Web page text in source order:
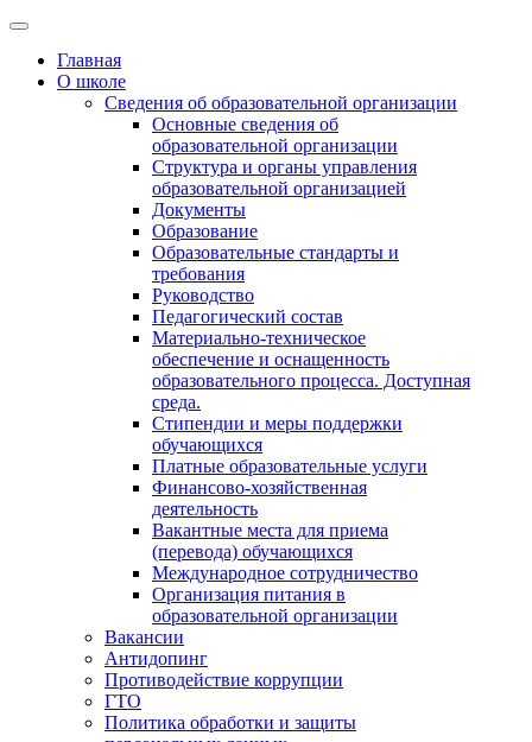
Главная
О школе
Сведения об образовательной организации
Основные сведения об
образовательной организации
Структура и органы управления
образовательной организацией
Документы
Образование
Образовательные стандарты и
требования
Руководство
Педагогический состав
Материально-техническое
обеспечение и оснащенность
образовательного процесса. Доступная
среда.
Стипендии и меры поддержки
обучающихся
Платные образовательные услуги
Финансово-хозяйственная
деятельность
Вакантные места для приема
(перевода) обучающихся
Международное сотрудничество
Организация питания в
образовательной организации
Вакансии
Антидопинг
Противодействие коррупции
ГТО
Политика обработки и защиты